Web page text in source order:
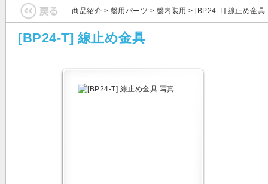
商品紹介 > 盤用パーツ > 盤内装用 > [BP24-T] 線止め金具
[BP24-T] 線止め金具